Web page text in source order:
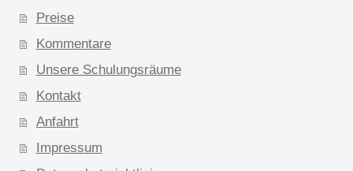
Preise
Kommentare
Unsere Schulungsräume
Kontakt
Anfahrt
Impressum